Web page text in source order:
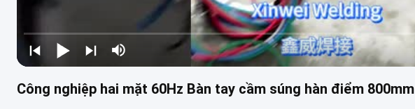
Công nghiệp hai mặt 60Hz Bàn tay cầm súng hàn điểm 800mm